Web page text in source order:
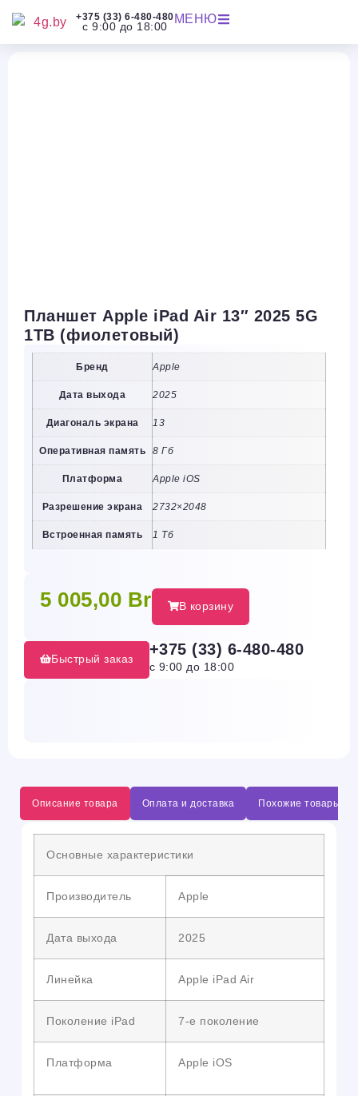
+375 (33) 6-480-480
с 9:00 до 18:00
МЕНЮ
Планшет Apple iPad Air 13″ 2025 5G
1TB (фиолетовый)
Бренд Apple
Дата выхода 2025
Диагональ экрана 13
Оперативная память 8 Гб
Платформа Apple iOS
Разрешение экрана 2732×2048
Встроенная память 1 Тб
5 005,00 Br В корзину
Быстрый заказ
+375 (33) 6-480-480
с 9:00 до 18:00
Описание товара Оплата и доставка Похожие товары
Основные характеристики
Производитель Apple
Дата выхода 2025
Линейка Apple iPad Air
Поколение iPad 7-е поколение
Платформа Apple iOS